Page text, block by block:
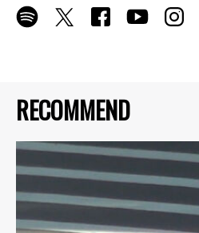
RECOMMEND